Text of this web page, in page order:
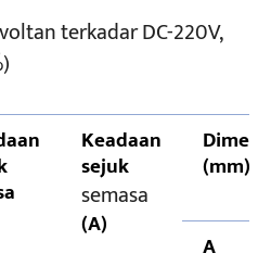
terkadar DC-220V,
Keadaan
sejuk
semasa
(A)
(mm)
A